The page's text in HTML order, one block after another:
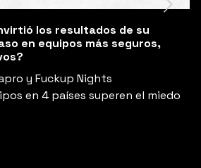
rediseñar su modelo de
aprendiendo de fracasos?
Nights y Tec de Monterrey
empresas medianas y pequeñas
sus modelos de negocio.